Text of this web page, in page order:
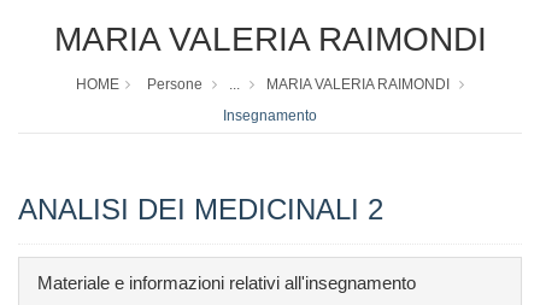
MARIA VALERIA RAIMONDI
HOME Persone ...
MARIA VALERIA RAIMONDI
Insegnamento
ANALISI DEI MEDICINALI 2
Materiale e informazioni relativi all'insegnamento